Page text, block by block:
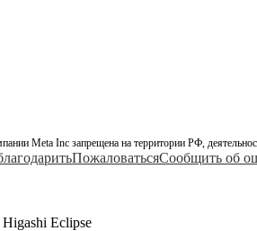
Meta Inc запрещена на территории РФ,
ПожаловатьсяСообщить об
Eclipse